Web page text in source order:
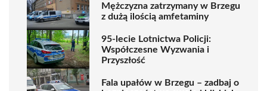
Mężczyzna zatrzymany w Brzegu
z dużą ilością amfetaminy
95-lecie Lotnictwa Policji:
Współczesne Wyzwania i
Przyszłość
Fala upałów w Brzegu – zadbaj o